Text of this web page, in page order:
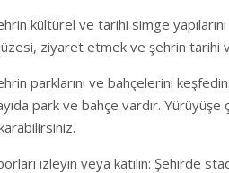
kültürel ve tarihi simge
ziyaret etmek ve şehrin tarihi
parklarını ve bahçelerini
park ve bahçe vardır. Yürüyüşe
izleyin veya katılın: Şehirde